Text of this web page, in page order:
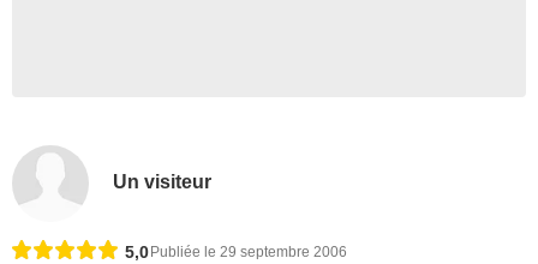
Un visiteur
5,0 Publiée le 29 septembre 2006